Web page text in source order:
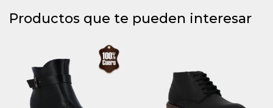
Productos que te pueden interesar